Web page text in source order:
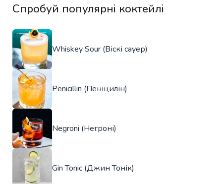
Спробуй популярні коктейлі
Whiskey Sour (Віскі сауер)
Penicillin (Пеніцилін)
Negroni (Негроні)
Gin Tonic (Джин Тонік)